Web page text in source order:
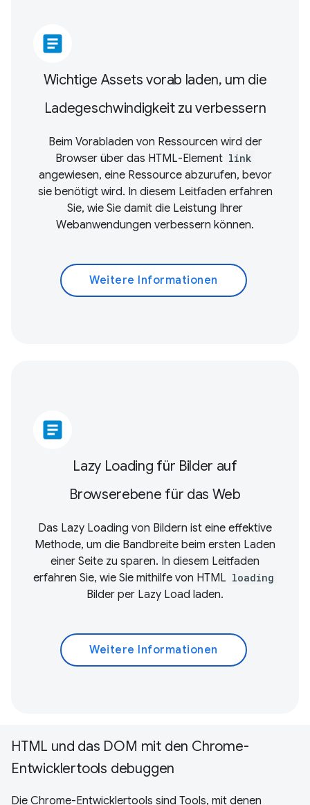
article
Wichtige Assets vorab laden, um die
Ladegeschwindigkeit zu verbessern
Beim Vorabladen von Ressourcen wird der
Browser über das HTML-Element link
angewiesen, eine Ressource abzurufen, bevor
sie benötigt wird. In diesem Leitfaden erfahren
Sie, wie Sie damit die Leistung Ihrer
Webanwendungen verbessern können.
Weitere Informationen
article
Lazy Loading für Bilder auf
Browserebene für das Web
Das Lazy Loading von Bildern ist eine effektive
Methode, um die Bandbreite beim ersten Laden
einer Seite zu sparen. In diesem Leitfaden
erfahren Sie, wie Sie mithilfe von HTML loading
Bilder per Lazy Load laden.
Weitere Informationen
HTML und das DOM mit den Chrome-
Entwicklertools debuggen
Die Chrome-Entwicklertools sind Tools, mit denen